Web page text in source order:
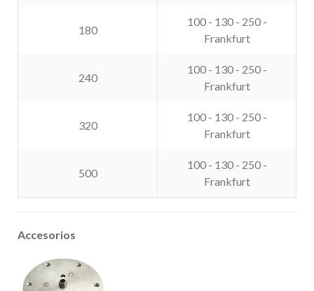
180
100 - 130 - 250 -
Frankfurt
240
100 - 130 - 250 -
Frankfurt
320
100 - 130 - 250 -
Frankfurt
500
100 - 130 - 250 -
Frankfurt
Accesorios